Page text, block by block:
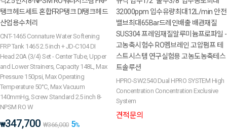
탱크헤드세트 혼합FRP탱크 DI탱크헤드
산업용수처리
CNT-1465 Connature Water Softening
FRP Tank 1465 2.5 inch + JD-C104 DI
Head 20A (3/4) Set - Center Tube, Upper
and Lower Strainers, Capacity 148L, Max
Pressure 150psi, Max Operating
Temperature 50°C, Max Vacuum
140mmHg, Screw Standard 2.5 inch 8-
NPSM RO W
₩347,700 ₩366,000 5%
32000ppm 입수유량최대12L/min 안전
밸브최대65Bar드레인배출 배관재질
SUS304 프레임재질알루미늄프로파일 -
고농축시험수 RO멤브레인 고압펌프 테
스트시스템 연구실험용 고농도농축테스
트솔루션
HPRO-SW2540 Dual HPRO SYSTEM High
Concentration Concentration Exclusive
System
견적문의